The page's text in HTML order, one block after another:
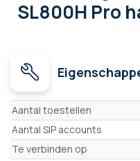
SL800H Pro
Eigenschappen
Aantal toestellen
Aantal SIP accounts
Te verbinden op